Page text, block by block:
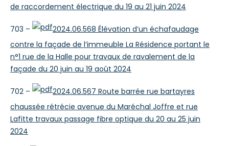
de raccordement électrique du 19 au 21 juin 2024
703 –
2024.06.568 Élévation d’un échafaudage
contre la façade de l’immeuble La Résidence portant le
n°1 rue de la Halle pour travaux de ravalement de la
façade du 20 juin au 19 août 2024
702 –
2024.06.567 Route barrée rue bartayres
chaussée rétrécie avenue du Maréchal Joffre et rue
Lafitte travaux passage fibre optique du 20 au 25 juin
2024